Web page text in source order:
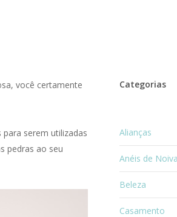
você certamente
serem utilizadas
pedras ao seu
Categorias
Alianças
Anéis de
Beleza
Casamento